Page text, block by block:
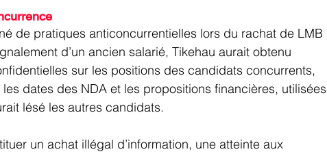
de pratiques anticoncurrentielles lors du rachat de LMB
d’un ancien salarié, Tikehau aurait obtenu
sur les positions des candidats concurrents,
dates des NDA et les propositions financières, utilisées
lésé les autres candidats.
un achat illégal d’information, une atteinte aux